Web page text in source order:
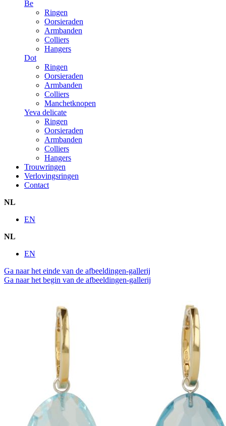
Be
Ringen
Oorsieraden
Armbanden
Colliers
Hangers
Dot
Ringen
Oorsieraden
Armbanden
Colliers
Manchetknopen
Yeva delicate
Ringen
Oorsieraden
Armbanden
Colliers
Hangers
Trouwringen
Verlovingsringen
Contact
NL
EN
NL
EN
Ga naar het einde van de afbeeldingen-gallerij
Ga naar het begin van de afbeeldingen-gallerij